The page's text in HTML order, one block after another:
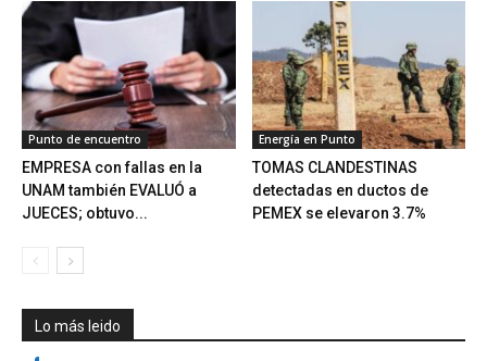
Punto de encuentro
EMPRESA con fallas en la
UNAM también EVALUÓ a
JUECES; obtuvo...
Energía en Punto
TOMAS CLANDESTINAS
detectadas en ductos de
PEMEX se elevaron 3.7%
Lo más leido